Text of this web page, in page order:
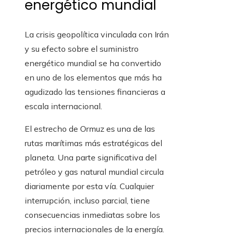
energético mundial
La crisis geopolítica vinculada con Irán
y su efecto sobre el suministro
energético mundial se ha convertido
en uno de los elementos que más ha
agudizado las tensiones financieras a
escala internacional.
El estrecho de Ormuz es una de las
rutas marítimas más estratégicas del
planeta. Una parte significativa del
petróleo y gas natural mundial circula
diariamente por esta vía. Cualquier
interrupción, incluso parcial, tiene
consecuencias inmediatas sobre los
precios internacionales de la energía.